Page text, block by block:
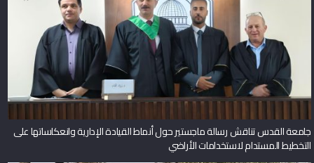
جامعة القدس تناقش رسالة ماجستير حول أنماط القيادة الإدارية وانعكاساتها على
التخطيط المستدام لاستخدامات الأراضي